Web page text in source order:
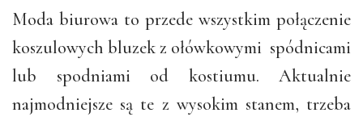
Moda biurowa to przede wszystkim połączenie
koszulowych bluzek z ołówkowymi spódnicami
lub spodniami od kostiumu. Aktualnie
najmodniejsze są te z wysokim stanem, trzeba